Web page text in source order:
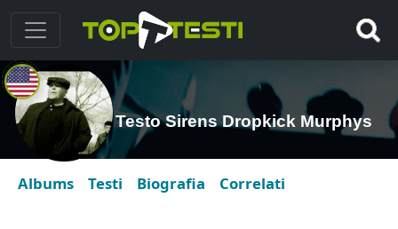
Testo Sirens Dropkick Murphys
Albums Testi Biografia Correlati